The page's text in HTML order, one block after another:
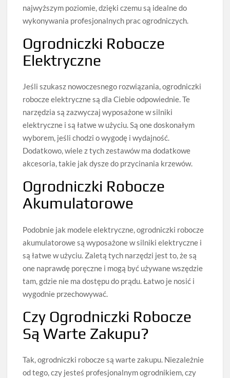
najwyższym poziomie, dzięki czemu są idealne do
wykonywania profesjonalnych prac ogrodniczych.
Ogrodniczki Robocze
Elektryczne
Jeśli szukasz nowoczesnego rozwiązania, ogrodniczki
robocze elektryczne są dla Ciebie odpowiednie. Te
narzędzia są zazwyczaj wyposażone w silniki
elektryczne i są łatwe w użyciu. Są one doskonałym
wyborem, jeśli chodzi o wygodę i wydajność.
Dodatkowo, wiele z tych zestawów ma dodatkowe
akcesoria, takie jak dysze do przycinania krzewów.
Ogrodniczki Robocze
Akumulatorowe
Podobnie jak modele elektryczne, ogrodniczki robocze
akumulatorowe są wyposażone w silniki elektryczne i
są łatwe w użyciu. Zaletą tych narzędzi jest to, że są
one naprawdę poręczne i mogą być używane wszędzie
tam, gdzie nie ma dostępu do prądu. Łatwo je nosić i
wygodnie przechowywać.
Czy Ogrodniczki Robocze
Są Warte Zakupu?
Tak, ogrodniczki robocze są warte zakupu. Niezależnie
od tego, czy jesteś profesjonalnym ogrodnikiem, czy